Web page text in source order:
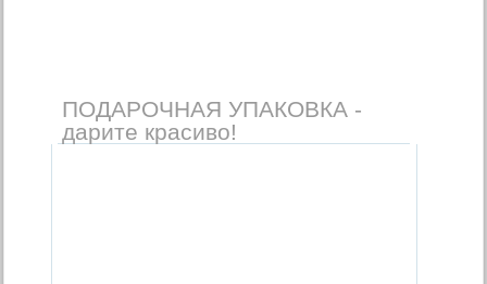
ПОДАРОЧНАЯ УПАКОВКА -
дарите красиво!